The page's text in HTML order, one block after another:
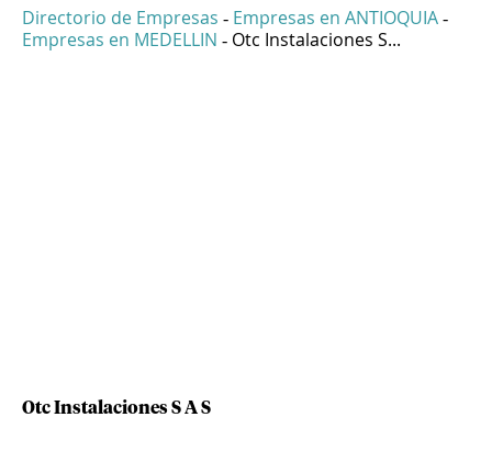
Directorio de Empresas - Empresas en ANTIOQUIA -
Empresas en MEDELLIN - Otc Instalaciones S...
Otc Instalaciones S A S